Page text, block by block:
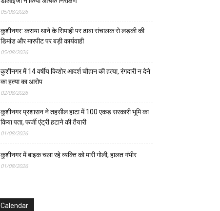
05/08/2026
कुशीनगर: कसया थाने के सिपाही पर ढाबा संचालक से लड़की की
डिमांड और मारपीट पर बड़ी कार्यवाही
05/08/2026
कुशीनगर में 14 वर्षीय किशोर आदर्श चौहान की हत्या, रंगदारी न देने
का हत्या का आरोप
02/08/2026
कुशीनगर प्रशासन ने तहसील हाटा में 100 एकड़ सरकारी भूमि का
किया पता, फर्जी एंट्री हटाने की तैयारी
01/08/2026
कुशीनगर में बाइक चला रहे व्यक्ति को मारी गोली, हालत गंभीर
01/08/2026
Calendar